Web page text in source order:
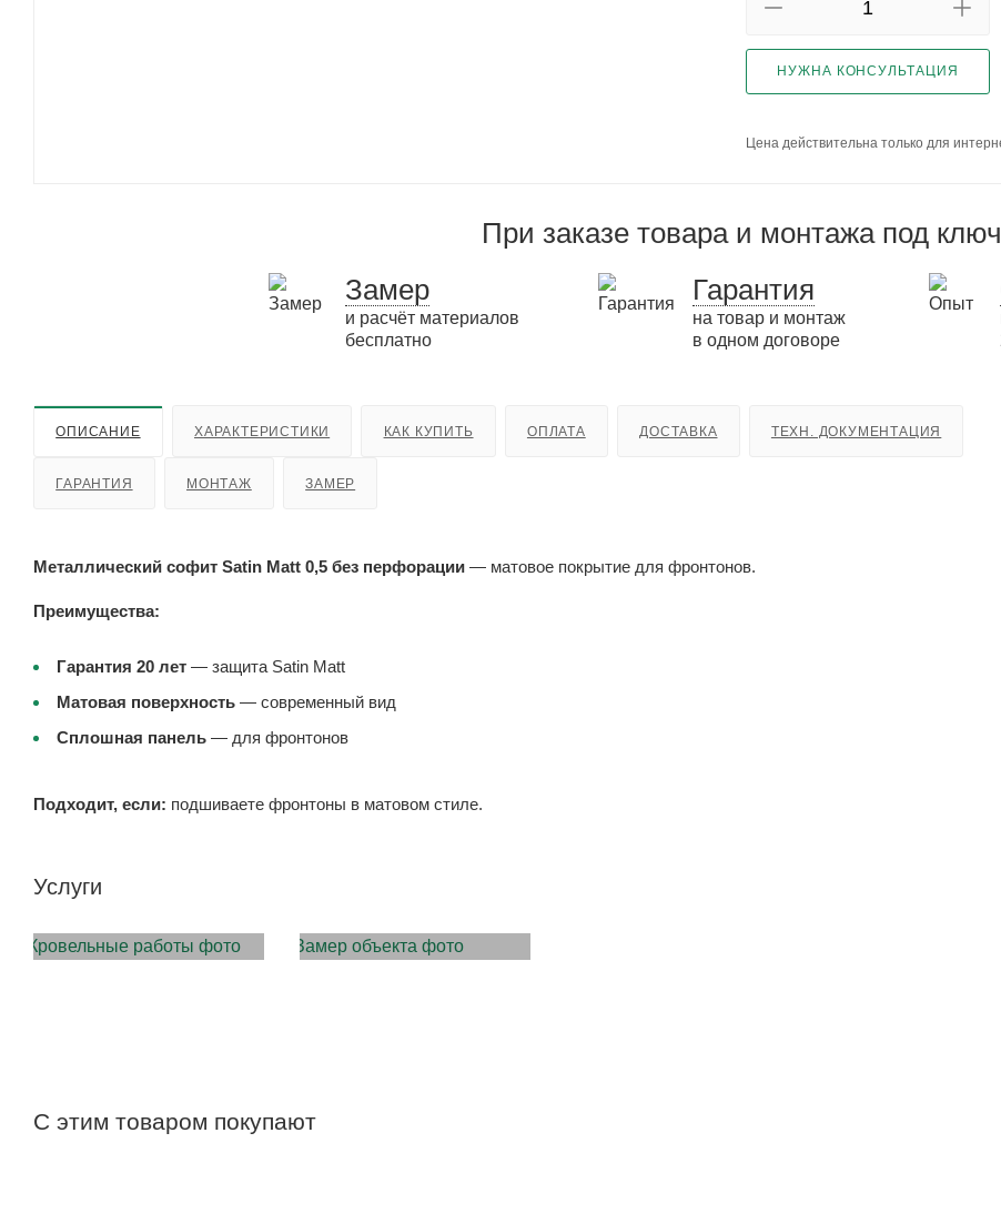
НУЖНА КОНСУЛЬТАЦИЯ
Цена действительна только для
При заказе товара и монтажа под
Замер
и расчёт материалов
бесплатно
Гарантия
на товар и монтаж
в одном договоре
ОПИСАНИЕ ХАРАКТЕРИСТИКИ КАК КУПИТЬ ОПЛАТА ДОСТАВКА ТЕХН. ДОКУМЕНТАЦИЯ
ГАРАНТИЯ МОНТАЖ ЗАМЕР
Металлический софит Satin Matt 0,5 без перфорации — матовое покрытие для фронтонов.
Преимущества:
Гарантия 20 лет — защита Satin Matt
Матовая поверхность — современный вид
Сплошная панель — для фронтонов
Подходит, если: подшиваете фронтоны в матовом стиле.
Услуги
МОНТАЖ КРОВЛИ
С этим товаром покупают